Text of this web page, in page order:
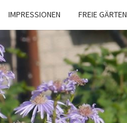
IMPRESSIONEN FREIE GÄRTEN